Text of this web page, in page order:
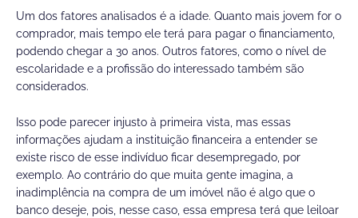
Um dos fatores analisados é a idade. Quanto mais jovem for o
comprador, mais tempo ele terá para pagar o financiamento,
podendo chegar a 30 anos. Outros fatores, como o nível de
escolaridade e a profissão do interessado também são
considerados.
Isso pode parecer injusto à primeira vista, mas essas
informações ajudam a instituição financeira a entender se
existe risco de esse indivíduo ficar desempregado, por
exemplo. Ao contrário do que muita gente imagina, a
inadimplência na compra de um imóvel não é algo que o
banco deseje, pois, nesse caso, essa empresa terá que leiloar